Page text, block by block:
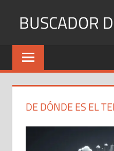
BUSCADOR
Identifica
Números
y
DE DÓNDE ES EL